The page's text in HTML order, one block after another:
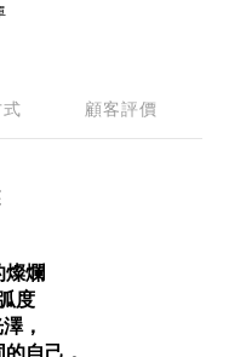
顧客評價
燦爛
度
，
自己，